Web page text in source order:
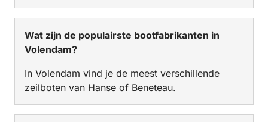
Wat zijn de populairste bootfabrikanten in
Volendam?
In Volendam vind je de meest verschillende
zeilboten van Hanse of Beneteau.